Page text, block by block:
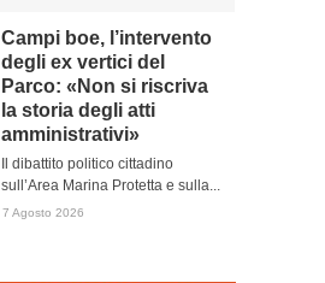
Campi boe, l’intervento
degli ex vertici del
Parco: «Non si riscriva
la storia degli atti
amministrativi»
Il dibattito politico cittadino
sull’Area Marina Protetta e sulla...
7 Agosto 2026